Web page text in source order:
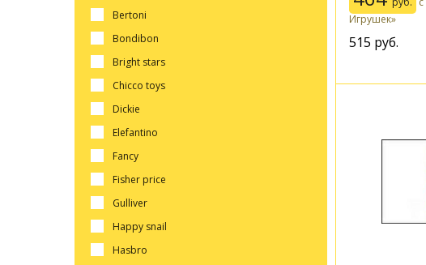
bertoni
bondibon
bright stars
chicco toys
dickie
elefantino
fancy
fisher price
gulliver
happy snail
hasbro
Игрушек»
515 руб.